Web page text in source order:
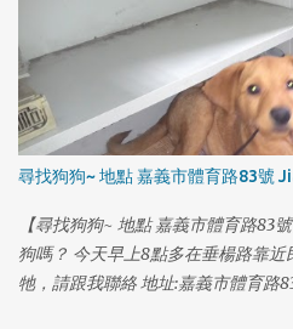
尋找狗狗~ 地點 嘉義市體育路83號
【尋找狗狗~ 地點 嘉義市體育路83
狗嗎？ 今天早上8點多在垂楊路靠
牠，請跟我聯絡 地址:嘉義市體育路